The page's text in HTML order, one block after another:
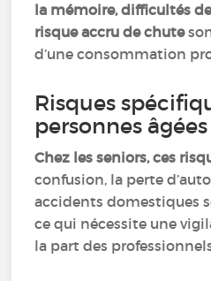
la mémoire, difficultés
risque accru de chute
d’une consommation
Risques
personnes âgées
Chez les seniors, ces
confusion, la perte
accidents domestiques
ce qui nécessite une
la part des